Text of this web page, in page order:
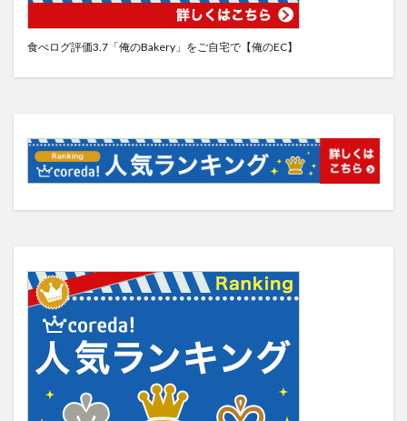
食べログ評価3.7「俺のBakery」をご自宅で【俺のEC】